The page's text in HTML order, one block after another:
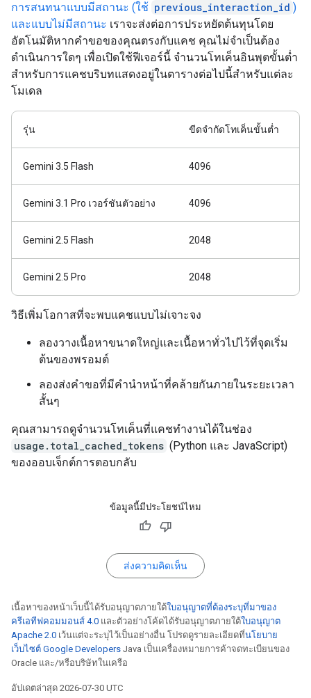
การสนทนาแบบมีสถานะ (ใช้ previous_interaction_id )
และแบบไม่มีสถานะ เราจะส่งต่อการประหยัดต้นทุนโดย
อัตโนมัติหากคำขอของคุณตรงกับแคช คุณไม่จำเป็นต้อง
ดำเนินการใดๆ เพื่อเปิดใช้ฟีเจอร์นี้ จำนวนโทเค็นอินพุตขั้นต่ำ
สำหรับการแคชบริบทแสดงอยู่ในตารางต่อไปนี้สำหรับแต่ละ
โมเดล
รุ่น ขีดจำกัดโทเค็นขั้นต่ำ
Gemini 3.5 Flash 4096
Gemini 3.1 Pro เวอร์ชันตัวอย่าง 4096
Gemini 2.5 Flash 2048
Gemini 2.5 Pro 2048
วิธีเพิ่มโอกาสที่จะพบแคชแบบไม่เจาะจง
ลองวางเนื้อหาขนาดใหญ่และเนื้อหาทั่วไปไว้ที่จุดเริ่ม
ต้นของพรอมต์
ลองส่งคำขอที่มีคำนำหน้าที่คล้ายกันภายในระยะเวลา
สั้นๆ
คุณสามารถดูจำนวนโทเค็นที่แคชทำงานได้ในช่อง
usage.total_cached_tokens (Python และ JavaScript)
ของออบเจ็กต์การตอบกลับ
ข้อมูลนี้มีประโยชน์ไหม
ส่งความคิดเห็น
เนื้อหาของหน้าเว็บนี้ได้รับอนุญาตภายใต้ใบอนุญาตที่ต้องระบุที่มาของ
ครีเอทีฟคอมมอนส์ 4.0 และตัวอย่างโค้ดได้รับอนุญาตภายใต้ใบอนุญาต
Apache 2.0 เว้นแต่จะระบุไว้เป็นอย่างอื่น โปรดดูรายละเอียดที่นโยบาย
เว็บไซต์ Google Developers Java เป็นเครื่องหมายการค้าจดทะเบียนของ
Oracle และ/หรือบริษัทในเครือ
อัปเดตล่าสุด 2026-07-30 UTC